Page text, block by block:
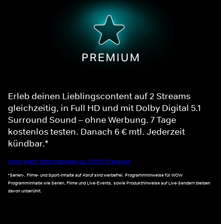
Erleb deinen Lieblingscontent auf 2 Streams
gleichzeitig, in Full HD und mit Dolby Digital 5.1
Surround Sound – ohne Werbung. 7 Tage
kostenlos testen. Danach 6 € mtl. Jederzeit
kündbar.*
Noch mehr Informationen zu WOW Premium
*Serien-, Filme- und Sport-Inhalte auf Abruf sind werbefrei. Programmhinweise für WOW
Programminhalte wie Serien, Filme und Live-Events, sowie Produkthinweise auf Live-Sendern bleiben
davon unberührt.